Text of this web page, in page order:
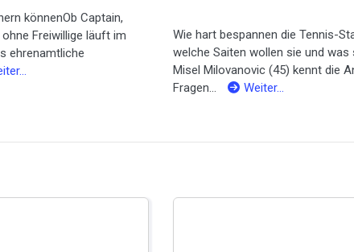
könnenOb Captain,
Freiwillige läuft im
ehrenamtliche
Wie hart bespannen die Tennis-
welche Saiten wollen sie und was
Misel Milovanovic (45) kennt die
Fragen...
Weiter…